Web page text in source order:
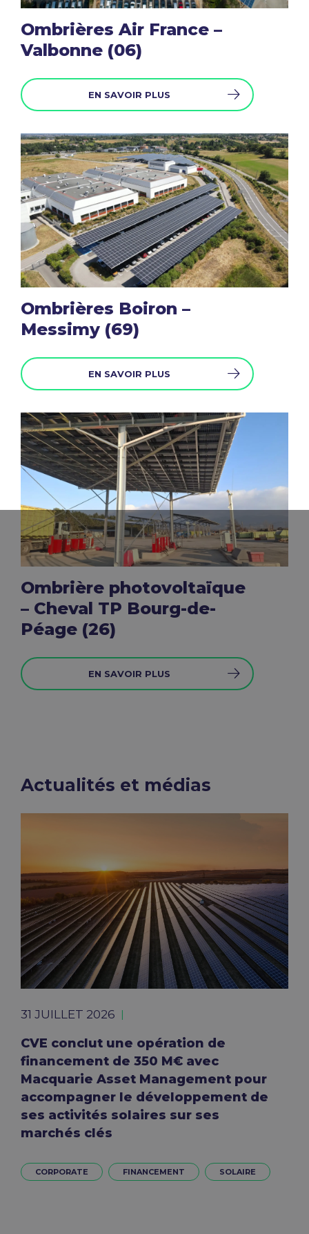
Ombrières Air France –
Valbonne (06)
EN SAVOIR PLUS
Ombrières Boiron –
Messimy (69)
EN SAVOIR PLUS
Ombrière photovoltaïque
– Cheval TP Bourg-de-
Péage (26)
EN SAVOIR PLUS
Actualités et médias
31 JUILLET 2026
CVE conclut une opération de
financement de 350 M€ avec
Macquarie Asset Management pour
accompagner le développement de
ses activités solaires sur ses
marchés clés
CORPORATE FINANCEMENT SOLAIRE